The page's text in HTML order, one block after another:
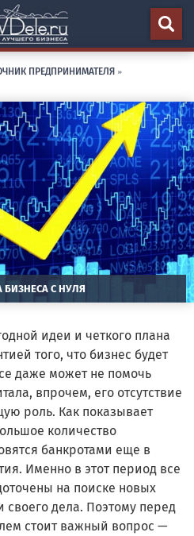
ПРЕДПРИНИМАТЕЛЯ »
БИЗНЕСА С НУЛЯ
идеи и четкого плана
того, что бизнес будет
даже может не помочь
впрочем, его отсутствие
роль. Как показывает
количество
банкротами еще в
Именно в этот период все
на поиске новых
дела. Поэтому перед
стоит важный вопрос —